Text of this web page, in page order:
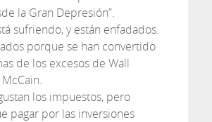
la Gran Depresión”.
sufriendo, y están enfadados.
porque se han convertido
de los excesos de Wall
los impuestos, pero
pagar por las inversiones